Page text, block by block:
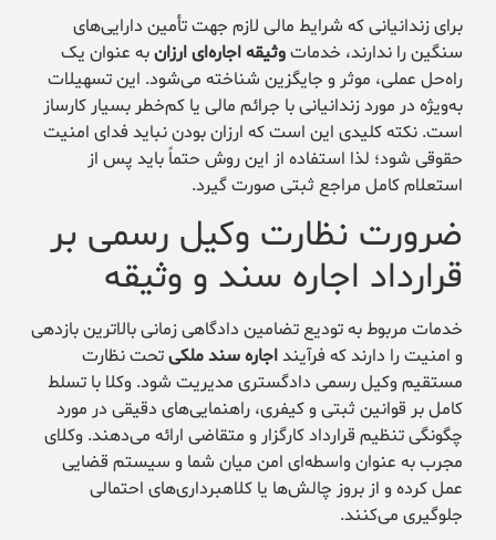
برای زندانیانی که شرایط مالی لازم جهت تأمین دارایی‌های
سنگین را ندارند، خدماتوثیقه اجاره‌ای ارزانبه عنوان یک
راه‌حل عملی، موثر و جایگزین شناخته می‌شود. این تسهیلات
به‌ویژه در مورد زندانیانی با جرائم مالی یا کم‌خطر بسیار کارساز
است. نکته کلیدی این است که ارزان بودن نباید فدای امنیت
حقوقی شود؛ لذا استفاده از این روش حتماً باید پس از
استعلام کامل مراجع ثبتی صورت گیرد.
ضرورت نظارت وکیل رسمی بر
قرارداد اجاره سند و وثیقه
خدمات مربوط به تودیع تضامین دادگاهی زمانی بالاترین بازدهی
و امنیت را دارند که فرآینداجاره سند ملکیتحت نظارت
مستقیم وکیل رسمی دادگستری مدیریت شود. وکلا با تسلط
کامل بر قوانین ثبتی و کیفری، راهنمایی‌های دقیقی در مورد
چگونگی تنظیم قرارداد کارگزار و متقاضی ارائه می‌دهند. وکلای
مجرب به عنوان واسطه‌ای امن میان شما و سیستم قضایی
عمل کرده و از بروز چالش‌ها یا کلاهبرداری‌های احتمالی
جلوگیری می‌کنند.